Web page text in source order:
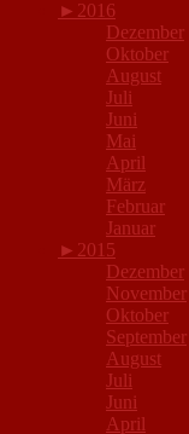
► 2016
Dezember
Oktober
August
Juli
Juni
Mai
April
März
Februar
Januar
► 2015
Dezember
November
Oktober
September
August
Juli
Juni
April